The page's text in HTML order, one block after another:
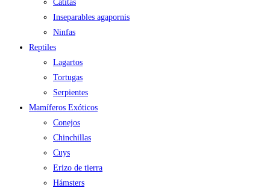
Catitas
Inseparables agapornis
Ninfas
Reptiles
Lagartos
Tortugas
Serpientes
Mamíferos Exóticos
Conejos
Chinchillas
Cuys
Erizo de tierra
Hámsters